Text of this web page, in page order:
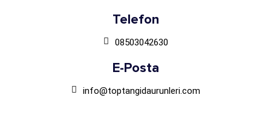
Telefon
08503042630
E-Posta
info@toptangidaurunleri.com